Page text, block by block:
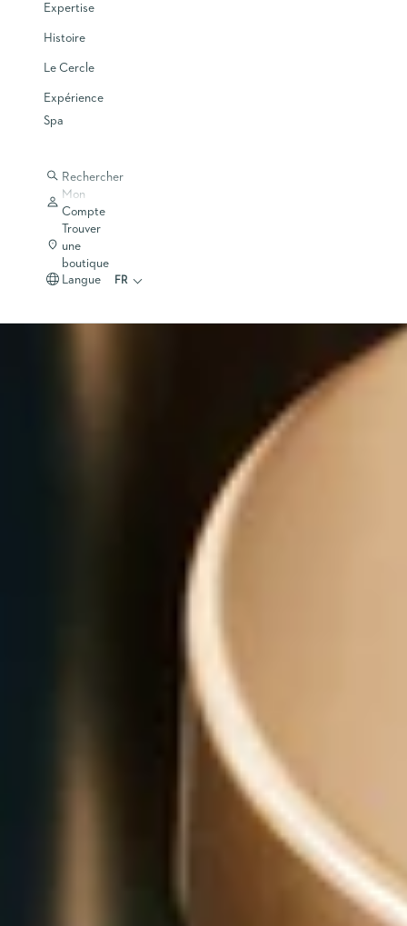
Expertise
Histoire
Le Cercle
Expérience
Spa
Rechercher
Mon
Compte
Trouver
une
boutique
Langue
FR